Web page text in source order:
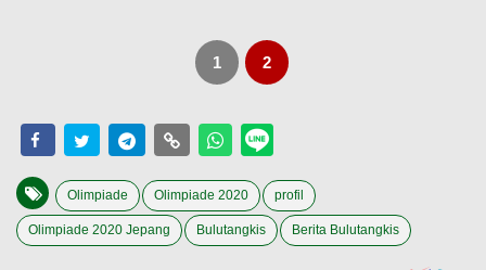
1 2
Olimpiade Olimpiade 2020 profil
Olimpiade 2020 Jepang Bulutangkis Berita Bulutangkis